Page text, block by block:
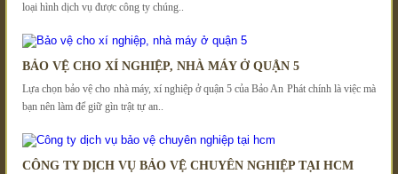
loại hình dịch vụ được công ty chúng..
BẢO VỆ CHO XÍ NGHIỆP, NHÀ MÁY Ở QUẬN 5
Lựa chọn bảo vệ cho nhà máy, xí nghiệp ở quận 5 của Bảo An Phát chính là việc mà
bạn nên làm để giữ gìn trật tự an..
CÔNG TY DỊCH VỤ BẢO VỆ CHUYÊN NGHIỆP TẠI HCM